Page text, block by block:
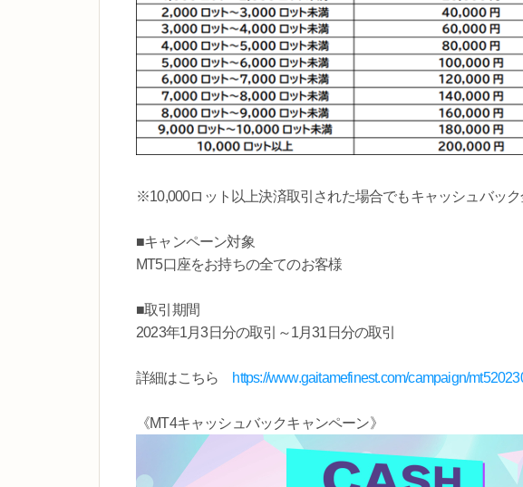
※10,000ロット以上決済取引された場合でもキャッシュバック
■キャンペーン対象
MT5口座をお持ちの全てのお客様
■取引期間
2023年1月3日分の取引～1月31日分の取引
詳細はこちら https://www.gaitamefinest.com/campaign/
《MT4キャッシュバックキャンペーン》